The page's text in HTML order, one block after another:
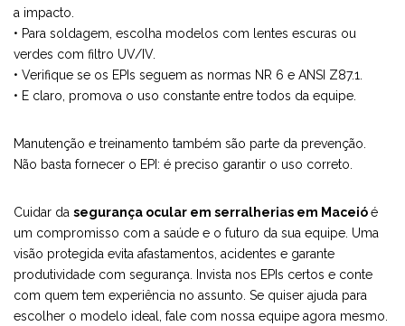
a impacto.
• Para soldagem, escolha modelos com lentes escuras ou
verdes com filtro UV/IV.
• Verifique se os EPIs seguem as normas NR 6 e ANSI Z87.1.
• E claro, promova o uso constante entre todos da equipe.
Manutenção e treinamento também são parte da prevenção.
Não basta fornecer o EPI: é preciso garantir o uso correto.
Cuidar da segurança ocular em serralherias em Maceióé
um compromisso com a saúde e o futuro da sua equipe. Uma
visão protegida evita afastamentos, acidentes e garante
produtividade com segurança. Invista nos EPIs certos e conte
com quem tem experiência no assunto. Se quiser ajuda para
escolher o modelo ideal, fale com nossa equipe agora mesmo.